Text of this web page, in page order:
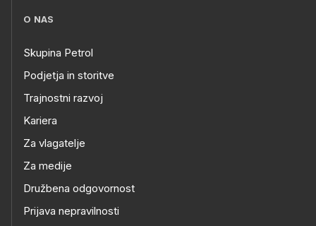
O NAS
Skupina Petrol
Podjetja in storitve
Trajnostni razvoj
Kariera
Za vlagatelje
Za medije
Družbena odgovornost
Prijava nepravilnosti